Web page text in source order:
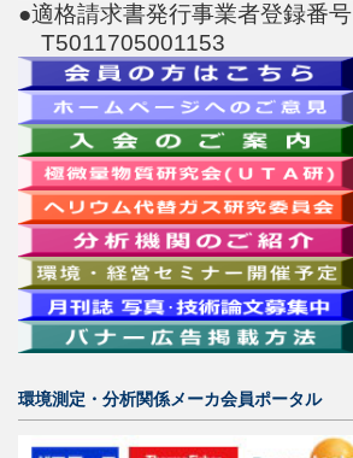
●適格請求書発行事業者登録番号
T5011705001153
環境測定・分析関係メーカ会員ポータル